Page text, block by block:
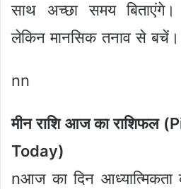
साथ अच्छा समय बिताएंगे।
लेकिन मानसिक तनाव से बचें।
nn
मीन राशि आज का राशिफल
Today)
nआज का दिन